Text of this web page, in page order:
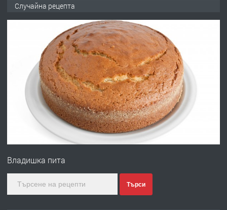
АПАРТАМЕНТ В ЦЕНТЪРА НА ГР.
ХАСКОВО
ПРЕДЛАГА Давам гараж под наем
преди 3 дни
№4120 Магазин/Офис под наем в кв.
Случайна рецепта
Владишка пита
Търси